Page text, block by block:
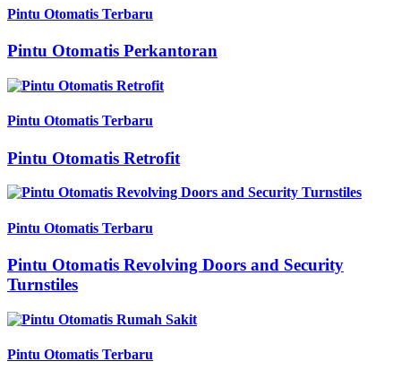
Pintu Otomatis Terbaru
Pintu Otomatis Perkantoran
Pintu Otomatis Terbaru
Pintu Otomatis Retrofit
Pintu Otomatis Terbaru
Pintu Otomatis Revolving Doors and Security
Turnstiles
Pintu Otomatis Terbaru